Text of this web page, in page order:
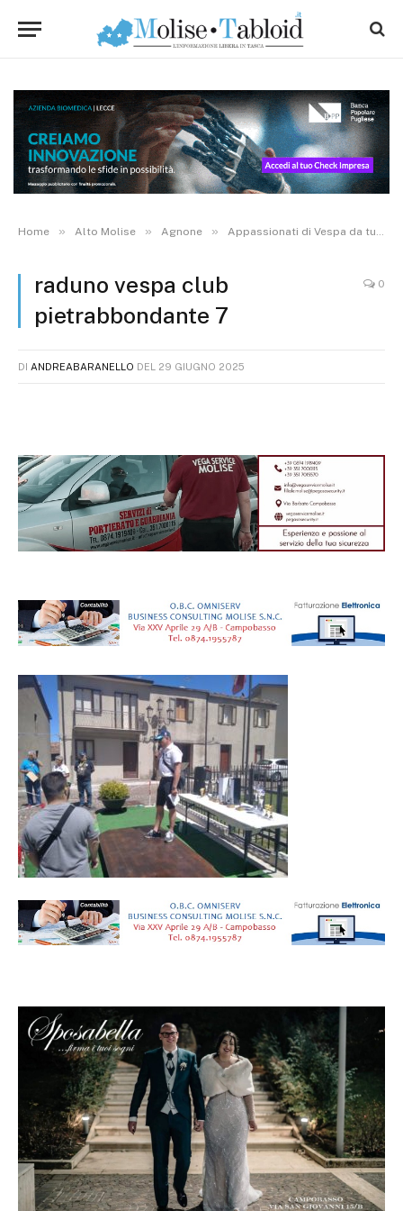
Home » Alto Molise » Agnone » Appassionati di Vespa da tutta Italia si ritrovano in Alto Molise: raduno e “passeggiata” sulla due ruote. FOTO
raduno vespa club
pietrabbondante 7
0
DI ANDREABARANELLO DEL 29 GIUGNO 2025